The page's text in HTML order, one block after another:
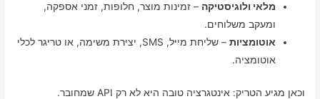
מלאי ולוגיסטיקה – זמינות מוצר, חלופות, זמני אספקה,
ומעקב משלוחים.
אוטומציות
– שליחת מייל, SMS, יצירת משימה, או טריגר לכלי
אוטומציה.
וכאן מגיע הטריק: אינטגרציה טובה היא לא רק API שמחובר.